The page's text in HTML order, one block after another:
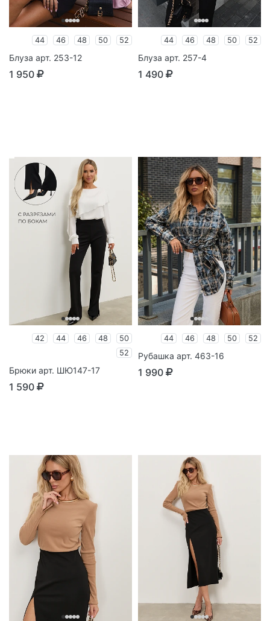
44 46 48 50 52
Блуза арт. 253-12
1 950
44 46 48 50 52
Блуза арт. 257-4
1 490
42 44 46 48
50
52
Брюки арт. ШЮ147-17
1 590
44 46 48 50 52
Рубашка арт. 463-16
1 990